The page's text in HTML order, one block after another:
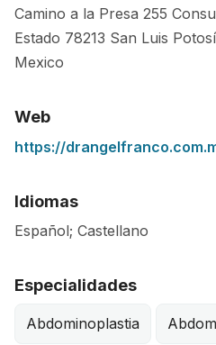
Camino a la Presa 255
Estado 78213 San Luis Potosí
Mexico
Web
https://
Idiomas
Español; Castellano
Especialidades
Abdominoplastia